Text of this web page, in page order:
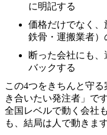
に明記する
価格だけでなく、
鉄骨・運搬業者）
断った会社にも
バックする
この4つをきちんと守
き合いたい発注者」で
全国レベルで動く会社
も、結局は人で動きます